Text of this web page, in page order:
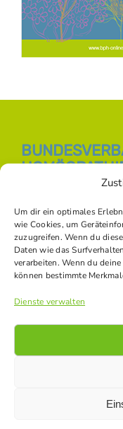
Um dir ein optimales
wie Cookies, um
zuzugreifen. Wenn du
Daten wie das
verarbeiten. Wenn du
können bestimmte
Dienste verwalten
E-Mail:
SOZIALE